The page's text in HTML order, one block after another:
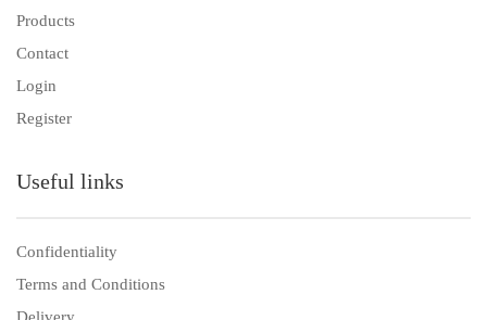
Products
Contact
Login
Register
Useful links
Confidentiality
Terms and Conditions